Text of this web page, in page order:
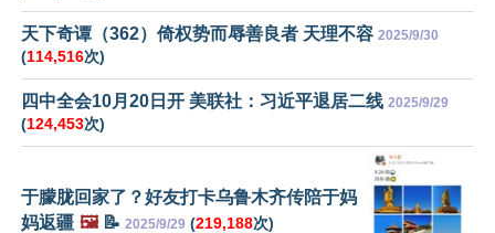
天下奇谭（362）倚权势而辱善良者 天理不容 2025/9/30
(114,516次)
四中全会10月20日开 美联社：习近平退居二线 2025/9/29
(124,453次)
于朦胧回家了？好友打卡乌鲁木齐传陪于妈
妈返疆 🖼️📝 2025/9/29 (219,188次)